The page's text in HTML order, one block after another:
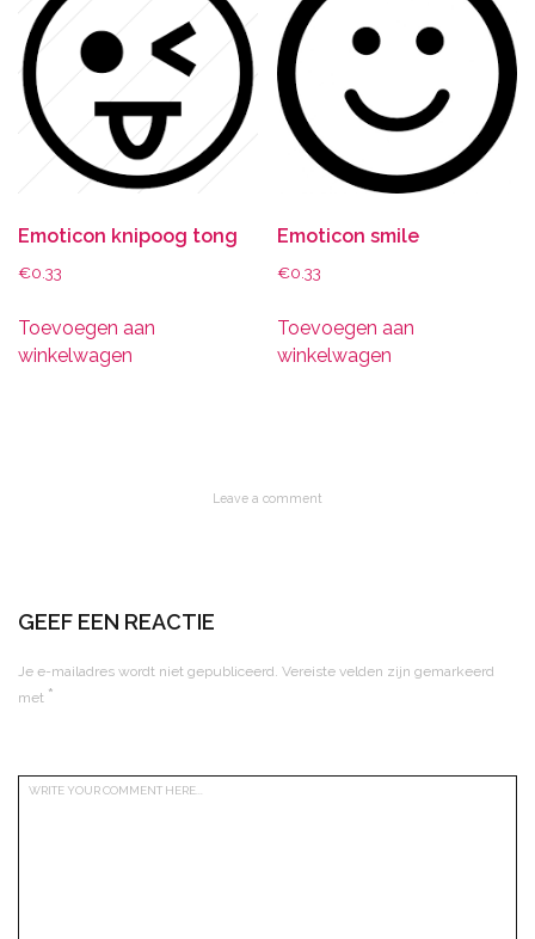
Emoticon knipoog tong
€0.33
Toevoegen aan
winkelwagen
Emoticon smile
€0.33
Toevoegen aan
winkelwagen
Leave a comment
GEEF EEN REACTIE
Je e-mailadres wordt niet gepubliceerd. Vereiste velden zijn gemarkeerd
met *